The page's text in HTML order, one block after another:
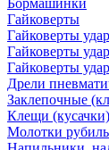
Бормашинки
Гайковерты
Гайковерты
Гайковерты
Гайковерты
Дрели
Заклепочные
Клещи (кусачки)
Молотки